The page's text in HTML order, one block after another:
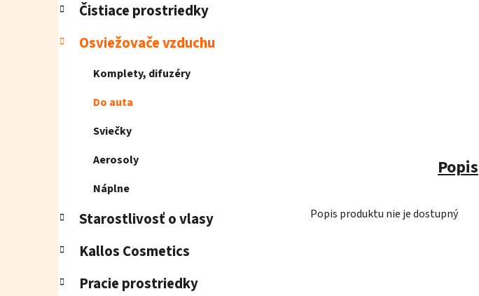
Čistiace prostriedky
Osviežovače vzduchu
Komplety, difuzéry
Do auta
Sviečky
Aerosoly
Náplne
Starostlivosť o vlasy
Kallos Cosmetics
Pracie prostriedky
Popis
Popis produktu nie je dostupný